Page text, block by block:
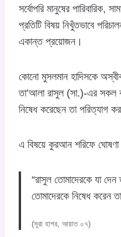
সর্বোপরি মানুষের পারিবারিক,
প্রতিটি বিষয় নিখুঁতভাবে
একান্ত প্রয়োজন।
কোনো মুসলমান হাদিসকে
তা’আলা রাসুল (সা.)-এর সকল
নিষেধ করেছেন তা পরিত্যাগ
এ বিষয়ে কুরআন শরিফে ঘোষণা
“রাসুল তোমাদেরকে যা
তোমাদেরকে নিষেধ করেন
(সূরা হাশর, আয়াত ০৭)